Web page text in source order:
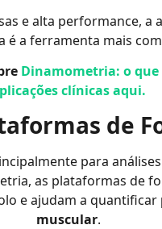
e alta performance, a
é a ferramenta mais
Dinamometria: o que
clínicas aqui.
de
para
as plataformas de
e ajudam a quantificar
muscular.